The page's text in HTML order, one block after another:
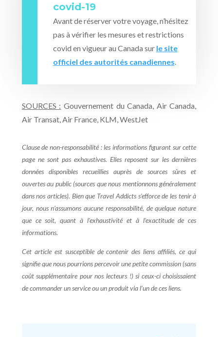
covid-19
Avant de réserver votre voyage, n’hésitez
pas à vérifier les mesures et restrictions
covid en vigueur au Canada sur le site
officiel des autorités canadiennes
SOURCES : Gouvernement du Canada, Air Canada,
Air Transat, Air France, KLM, WestJet
Clause de non-responsabilité : les informations figurant sur cette
page ne sont pas exhaustives. Elles reposent sur les dernières
données disponibles recueillies auprès de sources sûres et
ouvertes au public (sources que nous mentionnons généralement
dans nos articles). Bien que Travel Addicts s’efforce de les tenir à
jour, nous n’assumons aucune responsabilité, de quelque nature
que ce soit, quant à l’exhaustivité et à l’exactitude de ces
informations.
Cet article est susceptible de contenir des liens affiliés, ce qui
signifie que nous pourrions percevoir une petite commission (sans
coût supplémentaire pour nos lecteurs !) si ceux-ci choisissaient
de commander un service ou un produit via l’un de ces liens.